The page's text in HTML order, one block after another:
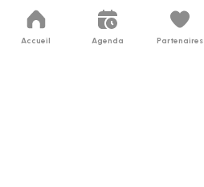
Accueil Agenda Partenaires